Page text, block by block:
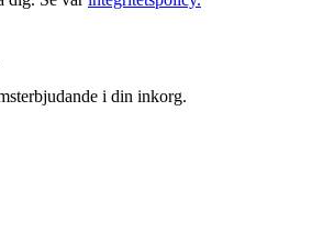
i din inkorg.